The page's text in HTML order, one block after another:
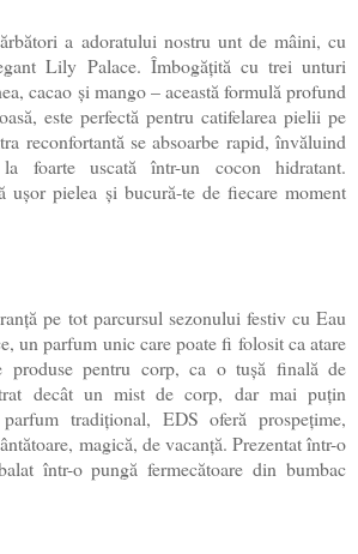
a adoratului nostru unt de mâini, cu
Lily Palace. Îmbogățită cu trei unturi
cacao și mango – această formulă profund
este perfectă pentru catifelarea pielii pe
reconfortantă se absoarbe rapid, învăluind
foarte uscată într-un cocon hidratant.
ușor pielea și bucură-te de fiecare moment
pe tot parcursul sezonului festiv cu Eau
un parfum unic care poate fi folosit ca atare
produse pentru corp, ca o tușă finală de
decât un mist de corp, dar mai puțin
tradițional, EDS oferă prospețime,
magică, de vacanță. Prezentat într-o
într-o pungă fermecătoare din bumbac